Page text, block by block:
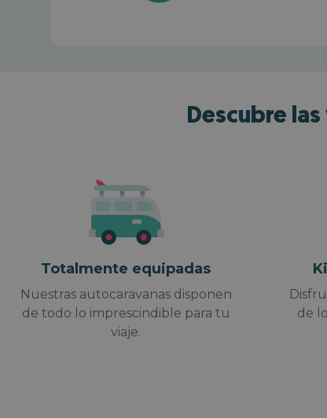
Descubre
Totalmente equipadas
Nuestras autocaravanas disponen
de todo lo imprescindible para tu
viaje.
de